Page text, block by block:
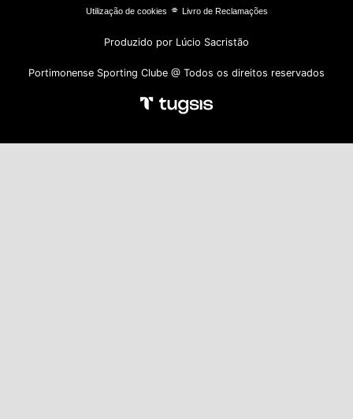
Utilização de cookies ⌯ Livro de Reclamações
Produzido por Lúcio Sacristão
Portimonense Sporting Clube @ Todos os direitos reservados